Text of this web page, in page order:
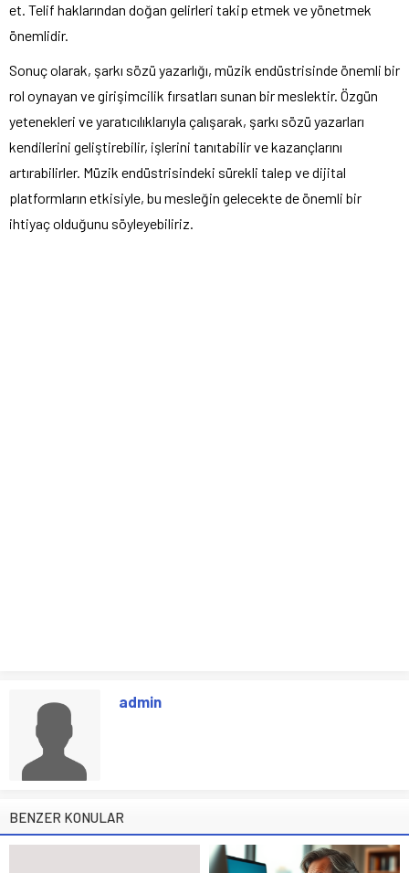
et. Telif haklarından doğan gelirleri takip etmek ve yönetmek
önemlidir.
Sonuç olarak, şarkı sözü yazarlığı, müzik endüstrisinde önemli bir
rol oynayan ve girişimcilik fırsatları sunan bir meslektir. Özgün
yetenekleri ve yaratıcılıklarıyla çalışarak, şarkı sözü yazarları
kendilerini geliştirebilir, işlerini tanıtabilir ve kazançlarını
artırabilirler. Müzik endüstrisindeki sürekli talep ve dijital
platformların etkisiyle, bu mesleğin gelecekte de önemli bir
ihtiyaç olduğunu söyleyebiliriz.
admin
BENZER KONULAR